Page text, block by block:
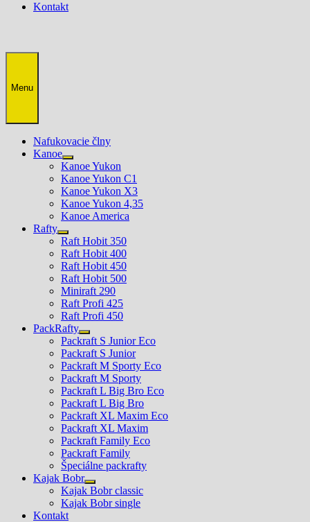
Kontakt
Menu
Nafukovacie člny
Kanoe
Show
sub
menu
Kanoe Yukon
Kanoe Yukon C1
Kanoe Yukon X3
Kanoe Yukon 4,35
Kanoe America
Rafty
Show
sub
menu
Raft Hobit 350
Raft Hobit 400
Raft Hobit 450
Raft Hobit 500
Miniraft 290
Raft Profi 425
Raft Profi 450
PackRafty
Show
sub
menu
Packraft S Junior Eco
Packraft S Junior
Packraft M Sporty Eco
Packraft M Sporty
Packraft L Big Bro Eco
Packraft L Big Bro
Packraft XL Maxim Eco
Packraft XL Maxim
Packraft Family Eco
Packraft Family
Špeciálne packrafty
Kajak Bobr
Show
sub
menu
Kajak Bobr classic
Kajak Bobr single
Kontakt